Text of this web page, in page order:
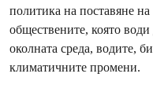
политика на поставяне
обществените, която
околната среда, водите,
климатичните промени.